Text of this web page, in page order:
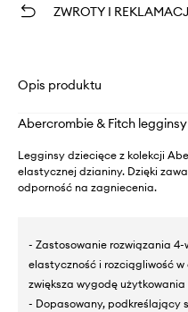
ZWROTY I
Opis produktu
Abercrombie & Fitch
Legginsy dziecięce z kolekcji
elastycznej dzianiny. Dzięki
odporność na zagniecenia.
- Zastosowanie rozwiązania
elastyczność i rozciągliwość
zwiększa wygodę użytkowania
- Dopasowany, podkreślający